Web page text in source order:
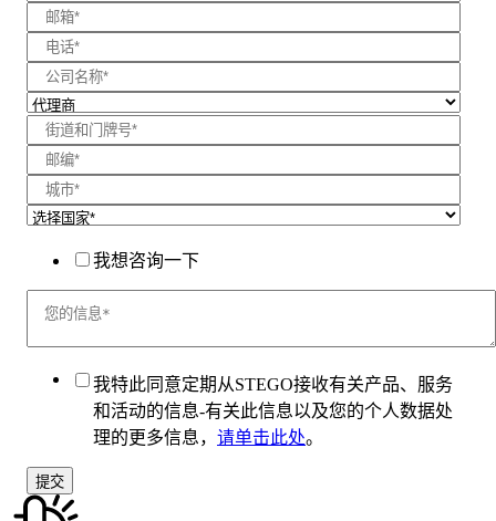
我想咨询一下
我特此同意定期从STEGO接收有关产品、服务
和活动的信息-有关此信息以及您的个人数据处
理的更多信息， 请单击此处。